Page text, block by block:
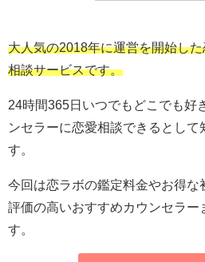
大人気の2018年に運営を開始し
相談サービスです。
24時間365日いつでもどこでも好
ンセラーに恋愛相談できるとして
す。
今回は恋ラボの鑑定料金やお得な
評価の高いおすすめカウンセラー
す。